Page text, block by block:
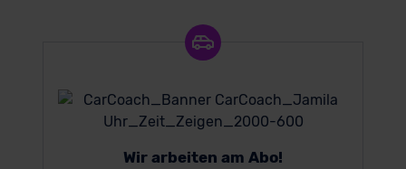
Wir arbeiten am Abo!